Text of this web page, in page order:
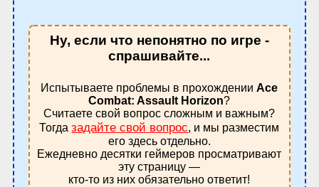
Ну, если что непонятно по игре -
спрашивайте...
Испытываете проблемы в прохожденииAce
Combat: Assault Horizon?
Считаете свой вопрос сложным и важным?
Тогдазадайте свой вопрос, и мы разместим
его здесь отдельно.
Ежедневно десятки геймеров просматривают
эту страницу —
кто-то из них обязательно ответит!